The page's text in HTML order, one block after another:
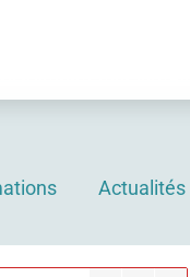
Actualités